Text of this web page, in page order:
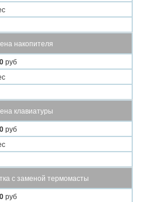
накопителя
руб
клавиатуры
руб
с заменой термомасты
руб